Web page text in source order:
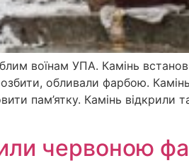
воїнам УПА. Камінь
обливали фарбою.
пам’ятку. Камінь відкрили
червоною